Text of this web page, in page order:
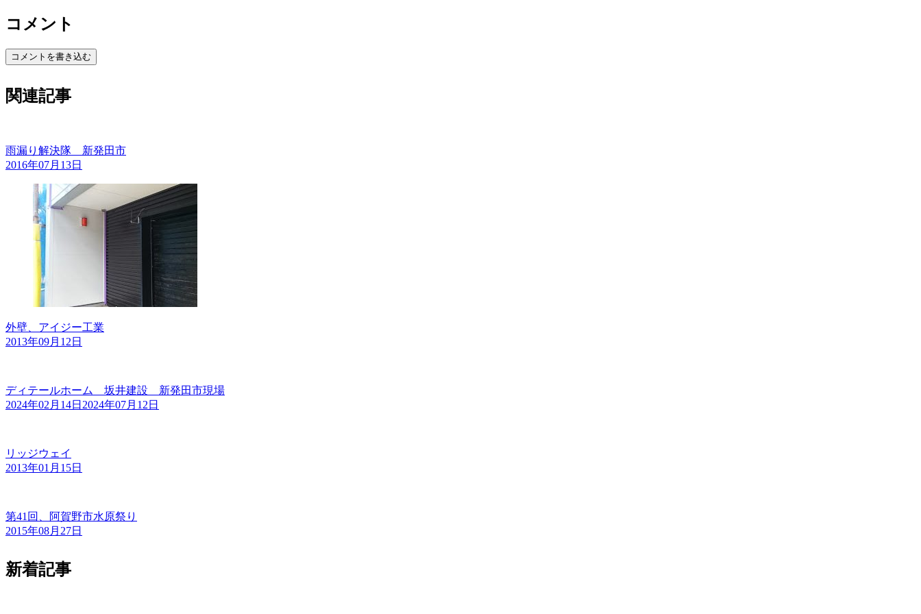
コメント
コメントを書き込む
関連記事
雨漏り解決隊 新発田市
2016年07月13日
外壁、アイジー工業
2013年09月12日
ディテールホーム 坂井建設 新発田市現場
2024年02月14日 2024年07月12日
リッジウェイ
2013年01月15日
第41回、阿賀野市水原祭り
2015年08月27日
新着記事